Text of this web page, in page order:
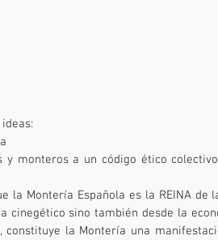
y monteros a un código ético
la Montería Española es la REINA de
cinegético sino también desde la
la Montería una